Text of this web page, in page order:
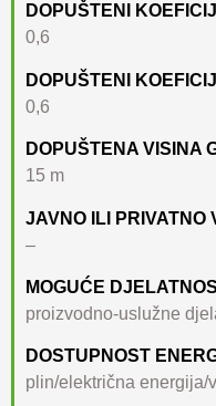
DOPUŠTENI
0,6
DOPUŠTENI
0,6
DOPUŠTENA VISINA
15 m
JAVNO ILI PRIVATNO
–
MOGUĆE
proizvodno-uslužne
DOSTUPNOST
plin/električna energija/